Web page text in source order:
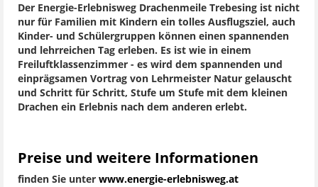
Der Energie-Erlebnisweg Drachenmeile Trebesing ist nicht
nur für Familien mit Kindern ein tolles Ausflugsziel, auch
Kinder- und Schülergruppen können einen spannenden
und lehrreichen Tag erleben. Es ist wie in einem
Freiluftklassenzimmer - es wird dem spannenden und
einprägsamen Vortrag von Lehrmeister Natur gelauscht
und Schritt für Schritt, Stufe um Stufe mit dem kleinen
Drachen ein Erlebnis nach dem anderen erlebt.
Preise und weitere Informationen
finden Sie unter www.energie-erlebnisweg.at